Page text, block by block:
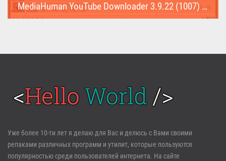
MediaHuman YouTube Downloader 3.9.22 (1007) (Repack & Portable)
Войти
Регистрация
Забыли пароль?
Уже более 10-ти лет я делаю для Вас и делюсь с Вами своими
репаками различных программ и утилит, которые пользуются
популярностью среди пользователей интернета. На сайте